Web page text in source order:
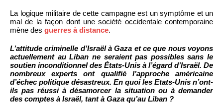
La logique militaire de cette campagne est un symptôme et un
mal de la façon dont une société occidentale contemporaine
mène des guerres à distance.
L’attitude criminelle d’Israël à Gaza et ce que nous voyons
actuellement au Liban ne seraient pas possibles sans le
soutien inconditionnel des États-Unis à l’égard d’Israël. De
nombreux experts ont qualifié l’approche américaine
d’échec politique désastreux. En quoi les Etats-Unis n’ont-
ils pas réussi à désamorcer la situation ou à demander
des comptes à Israël, tant à Gaza qu’au Liban ?